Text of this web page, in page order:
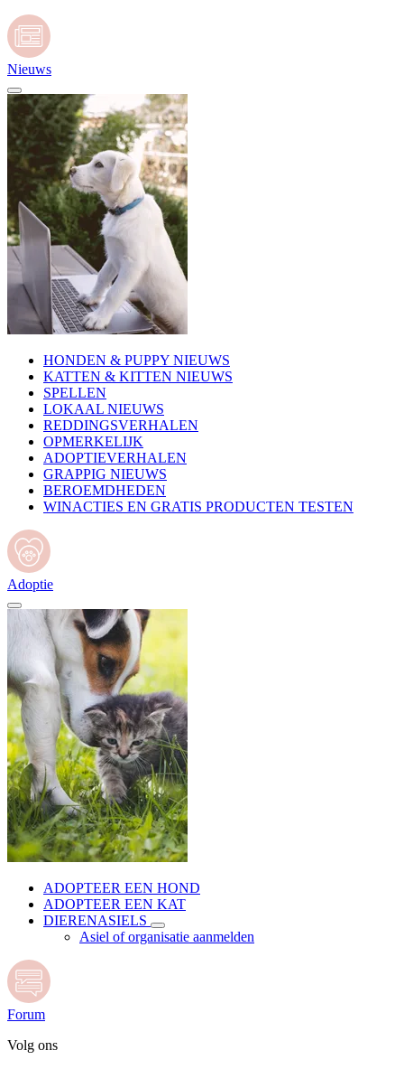
Nieuws
HONDEN & PUPPY NIEUWS
KATTEN & KITTEN NIEUWS
SPELLEN
LOKAAL NIEUWS
REDDINGSVERHALEN
OPMERKELIJK
ADOPTIEVERHALEN
GRAPPIG NIEUWS
BEROEMDHEDEN
WINACTIES EN GRATIS PRODUCTEN TESTEN
Adoptie
ADOPTEER EEN HOND
ADOPTEER EEN KAT
DIERENASIELS
Asiel of organisatie aanmelden
Forum
Volg ons